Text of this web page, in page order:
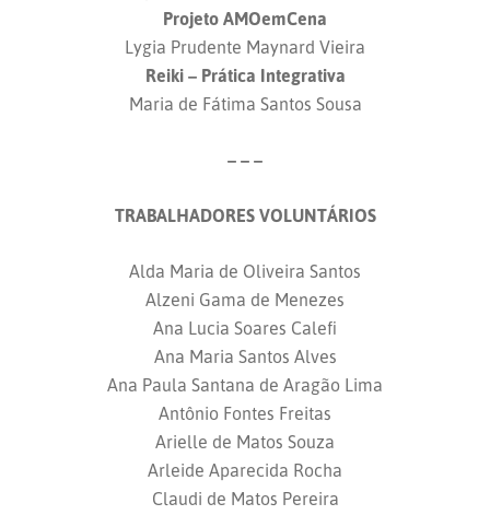
Projeto AMOemCena
Lygia Prudente Maynard Vieira
Reiki – Prática Integrativa
Maria de Fátima Santos Sousa
– – –
TRABALHADORES VOLUNTÁRIOS
Alda Maria de Oliveira Santos
Alzeni Gama de Menezes
Ana Lucia Soares Calefi
Ana Maria Santos Alves
Ana Paula Santana de Aragão Lima
Antônio Fontes Freitas
Arielle de Matos Souza
Arleide Aparecida Rocha
Claudi de Matos Pereira